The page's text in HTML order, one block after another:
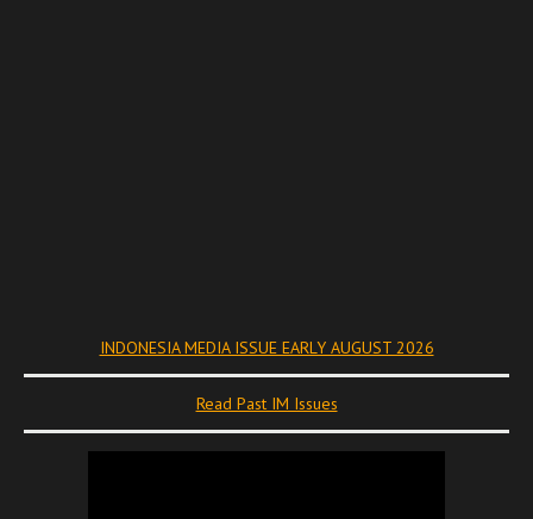
INDONESIA MEDIA ISSUE EARLY AUGUST 2026
Read Past IM Issues